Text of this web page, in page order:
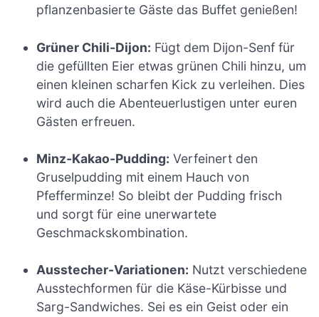
pflanzenbasierte Gäste das Buffet genießen!
Grüner Chili-Dijon: Fügt dem Dijon-Senf für
die gefüllten Eier etwas grünen Chili hinzu, um
einen kleinen scharfen Kick zu verleihen. Dies
wird auch die Abenteuerlustigen unter euren
Gästen erfreuen.
Minz-Kakao-Pudding: Verfeinert den
Gruselpudding mit einem Hauch von
Pfefferminze! So bleibt der Pudding frisch
und sorgt für eine unerwartete
Geschmackskombination.
Ausstecher-Variationen: Nutzt verschiedene
Ausstechformen für die Käse-Kürbisse und
Sarg-Sandwiches. Sei es ein Geist oder ein